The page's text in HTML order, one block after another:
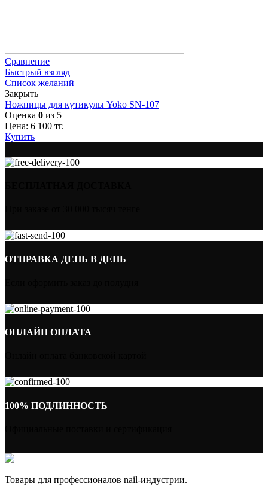
Сравнение
Быстрый взгляд
Список желаний
Закрыть
Ножницы для кутикулы Yoko SN-107
Оценка 0 из 5
Цена: 6 100 тг.
Купить
ОТПРАВКА ДЕНЬ В ДЕНЬ
ОНЛАЙН ОПЛАТА
100% ПОДЛИННОСТЬ
Товары для профессионалов nail-индустрии.